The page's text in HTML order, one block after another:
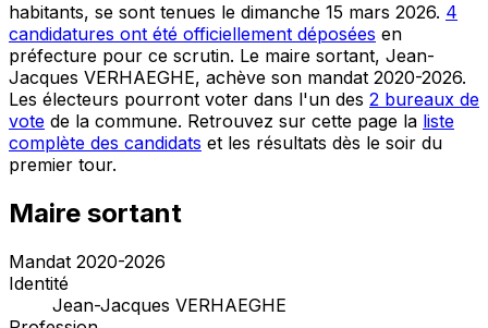
habitants, se sont tenues le dimanche 15 mars 2026. 4
candidatures ont été officiellement déposées en
préfecture pour ce scrutin. Le maire sortant, Jean-
Jacques VERHAEGHE, achève son mandat 2020-2026.
Les électeurs pourront voter dans l'un des 2 bureaux de
vote de la commune. Retrouvez sur cette page la liste
complète des candidats et les résultats dès le soir du
premier tour.
Maire sortant
Mandat 2020-2026
Identité
Jean-Jacques VERHAEGHE